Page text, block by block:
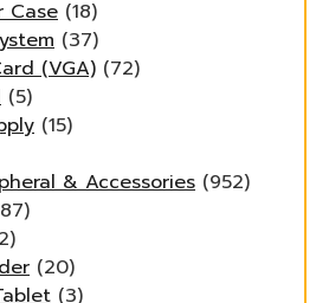
Case (18)
(37)
(VGA) (72)
(5)
(15)
& Accessories (952)
(20)
(3)